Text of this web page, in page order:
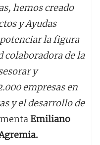
hemos creado
y Ayudas
la figura
colaboradora de la
y
empresas en
y el desarrollo de
Emiliano